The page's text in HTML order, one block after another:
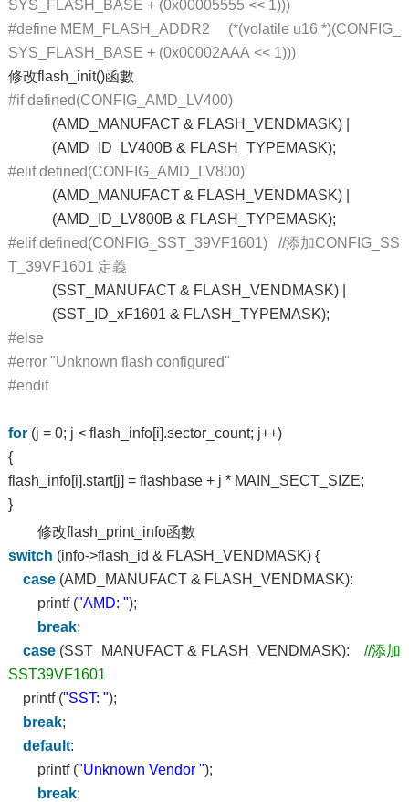
SYS_FLASH_BASE + (0x00005555 << 1)))
#define MEM_FLASH_ADDR2 (*(volatile u16 *)(CONFIG_
SYS_FLASH_BASE + (0x00002AAA << 1)))
修改flash_init()函數
#if defined(CONFIG_AMD_LV400)
(AMD_MANUFACT & FLASH_VENDMASK) |
(AMD_ID_LV400B & FLASH_TYPEMASK);
#elif defined(CONFIG_AMD_LV800)
(AMD_MANUFACT & FLASH_VENDMASK) |
(AMD_ID_LV800B & FLASH_TYPEMASK);
#elif defined(CONFIG_SST_39VF1601) //添加CONFIG_SS
T_39VF1601 定義
(SST_MANUFACT & FLASH_VENDMASK) |
(SST_ID_xF1601 & FLASH_TYPEMASK);
#else
#error "Unknown flash configured"
#endif
for(j = 0; j < flash_info[i].sector_count; j++)
{
flash_info[i].start[j] = flashbase + j * MAIN_SECT_SIZE;
}
修改flash_print_info函數
switch (info->flash_id & FLASH_VENDMASK) {
case(AMD_MANUFACT & FLASH_VENDMASK):
printf ("AMD: ");
break;
case(SST_MANUFACT & FLASH_VENDMASK): //添加
SST39VF1601
printf ("SST: ");
break;
default:
printf ("Unknown Vendor ");
break;